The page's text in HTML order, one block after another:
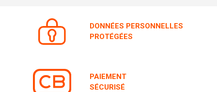
PROTÉGÉES
SÉCURISÉ